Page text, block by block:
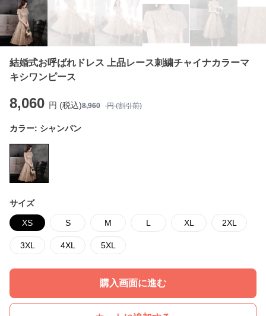
結婚式お呼ばれドレス 上品レース刺繍チャイナカラーマ
キシワンピース
8,060 円 (税込)8,960 円 (割引前)
カラー: シャンパン
サイズ
XS S M L XL 2XL
3XL 4XL 5XL
購入画面に進む